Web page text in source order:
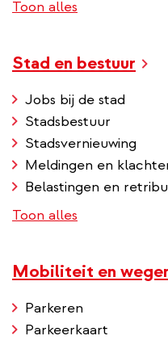
Toon alles
Stad en bestuur
Jobs bij de stad
Stadsbestuur
Stadsvernieuwing
Meldingen en
Belastingen en
Toon alles
Mobiliteit en
Parkeren
Parkeerkaart